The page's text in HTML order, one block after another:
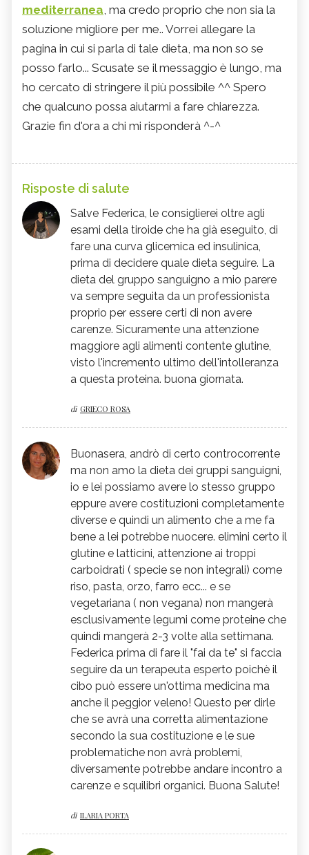
mediterranea, ma credo proprio che non sia la
soluzione migliore per me.. Vorrei allegare la
pagina in cui si parla di tale dieta, ma non so se
posso farlo... Scusate se il messaggio è lungo, ma
ho cercato di stringere il più possibile ^^ Spero
che qualcuno possa aiutarmi a fare chiarezza.
Grazie fin d'ora a chi mi risponderà ^-^
Risposte di salute
Salve Federica, le consiglierei oltre agli
esami della tiroide che ha già eseguito, di
fare una curva glicemica ed insulinica,
prima di decidere quale dieta seguire. La
dieta del gruppo sanguigno a mio parere
va sempre seguita da un professionista
proprio per essere certi di non avere
carenze. Sicuramente una attenzione
maggiore agli alimenti contente glutine,
visto l'incremento ultimo dell'intolleranza
a questa proteina. buona giornata.
di GRIECO ROSA
Buonasera, andrò di certo controcorrente
ma non amo la dieta dei gruppi sanguigni,
io e lei possiamo avere lo stesso gruppo
eppure avere costituzioni completamente
diverse e quindi un alimento che a me fa
bene a lei potrebbe nuocere. elimini certo il
glutine e latticini, attenzione ai troppi
carboidrati ( specie se non integrali) come
riso, pasta, orzo, farro ecc... e se
vegetariana ( non vegana) non mangerà
esclusivamente legumi come proteine che
quindi mangerà 2-3 volte alla settimana.
Federica prima di fare il "fai da te" si faccia
seguire da un terapeuta esperto poichè il
cibo può essere un'ottima medicina ma
anche il peggior veleno! Questo per dirle
che se avrà una corretta alimentazione
secondo la sua costituzione e le sue
problematiche non avrà problemi,
diversamente potrebbe andare incontro a
carenze e squilibri organici. Buona Salute!
di ILARIA PORTA